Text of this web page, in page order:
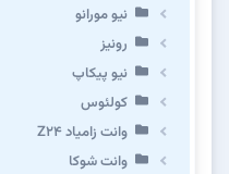
نیو مورانو
رونیز
نیو پیکاپ
كولئوس
وانت زامیاد Z24
وانت شوکا